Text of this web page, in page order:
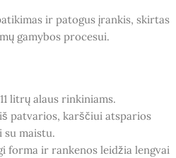
ir patogus įrankis, skirtas
gamybos procesui.
litrų alaus rinkiniams.
patvarios, karščiui atsparios
su maistu.
forma ir rankenos leidžia lengvai